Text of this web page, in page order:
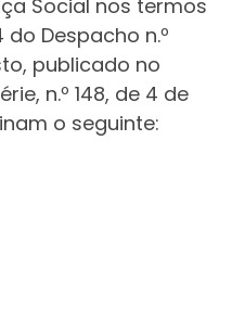
Social nos termos
Despacho n.º
publicado no
n.º 148, de 4 de
o seguinte: